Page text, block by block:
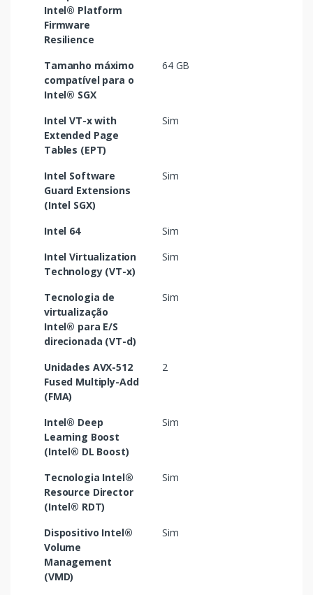
Intel® Platform
Firmware
Resilience
Tamanho máximo
compatível para o
Intel® SGX
64 GB
Intel VT-x with
Extended Page
Tables (EPT)
Sim
Intel Software
Guard Extensions
(Intel SGX)
Sim
Intel 64
Sim
Intel Virtualization
Technology (VT-x)
Sim
Tecnologia de
virtualização
Intel® para E/S
direcionada (VT-d)
Sim
Unidades AVX-512
Fused Multiply-Add
(FMA)
2
Intel® Deep
Learning Boost
(Intel® DL Boost)
Sim
Tecnologia Intel®
Resource Director
(Intel® RDT)
Sim
Dispositivo Intel®
Volume
Management
(VMD)
Sim